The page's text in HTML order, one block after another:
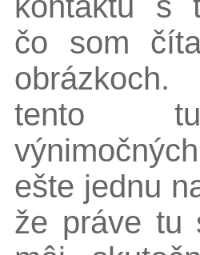
čo som
obrázkoch.
tento
ešte jednu
že práve tu